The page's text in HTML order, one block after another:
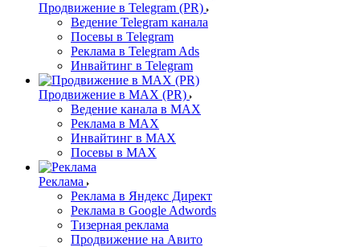
Продвижение в Telegram (PR)
Ведение Telegram канала
Посевы в Telegram
Реклама в Telegram Ads
Инвайтинг в Telegram
Продвижение в MAX (PR)
Ведение канала в MAX
Реклама в MAX
Инвайтинг в MAX
Посевы в MAX
Реклама
Реклама в Яндекс Директ
Реклама в Google Adwords
Тизерная реклама
Продвижение на Авито